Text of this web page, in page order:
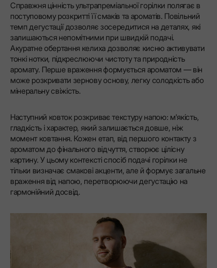
Справжня цінність ультрапреміальної горілки полягає в
поступовому розкритті її смаків та ароматів. Повільний
темп дегустації дозволяє зосередитися на деталях, які
залишаються непомітними при швидкій подачі.
Акуратне обертання келиха дозволяє кисню активувати
тонкі нотки, підкреслюючи чистоту та природність
аромату. Перше враження формується ароматом — він
може розкривати зернову основу, легку солодкість або
мінеральну свіжість.
Наступний ковток розкриває текстуру напою: м'якість,
гладкість і характер, який залишається довше, ніж
момент ковтання. Кожен етап, від першого контакту з
ароматом до фінального відчуття, створює цілісну
картину. У цьому контексті спосіб подачі горілки не
тільки визначає смакові акценти, але й формує загальне
враження від напою, перетворюючи дегустацію на
гармонійний досвід.